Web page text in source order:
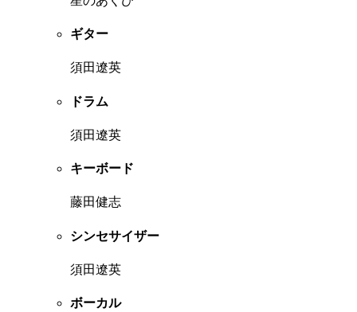
ギター
須田遼英
ドラム
須田遼英
キーボード
藤田健志
シンセサイザー
須田遼英
ボーカル